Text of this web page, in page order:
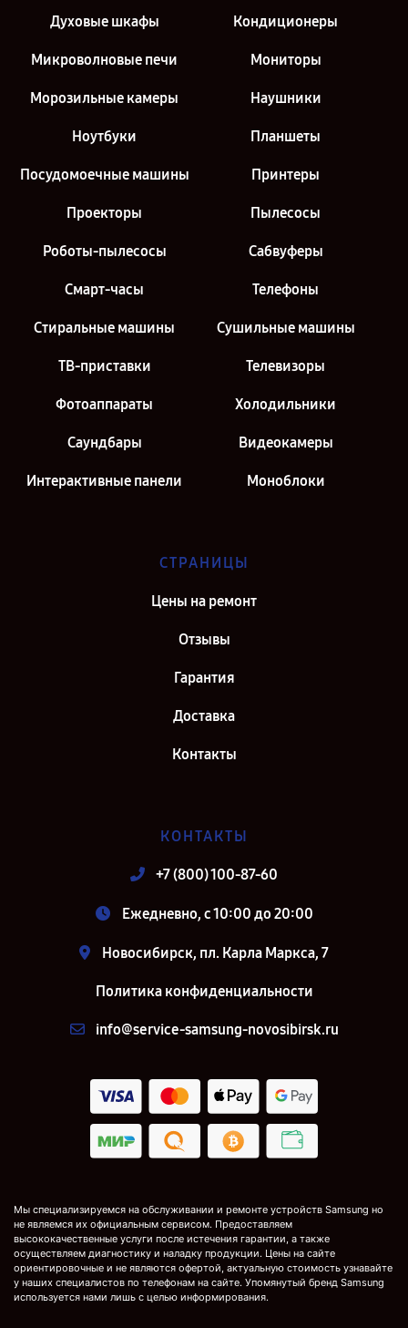
Духовые шкафы Кондиционеры
Микроволновые печи Мониторы
Морозильные камеры Наушники
Ноутбуки Планшеты
Посудомоечные машины Принтеры
Проекторы Пылесосы
Роботы-пылесосы Сабвуферы
Смарт-часы Телефоны
Стиральные машины Сушильные машины
ТВ-приставки Телевизоры
Фотоаппараты Холодильники
Саундбары Видеокамеры
Интерактивные панели Моноблоки
СТРАНИЦЫ
Цены на ремонт
Отзывы
Гарантия
Доставка
Контакты
КОНТАКТЫ
+7 (800) 100-87-60
Ежедневно, с 10:00 до 20:00
Новосибирск, пл. Карла Маркса, 7
Политика конфиденциальности
info@service-samsung-novosibirsk.ru
Мы специализируемся на обслуживании и ремонте устройств Samsung но
не являемся их официальным сервисом. Предоставляем
высококачественные услуги после истечения гарантии, а также
осуществляем диагностику и наладку продукции. Цены на сайте
ориентировочные и не являются офертой, актуальную стоимость узнавайте
у наших специалистов по телефонам на сайте. Упомянутый бренд Samsung
используется нами лишь с целью информирования.